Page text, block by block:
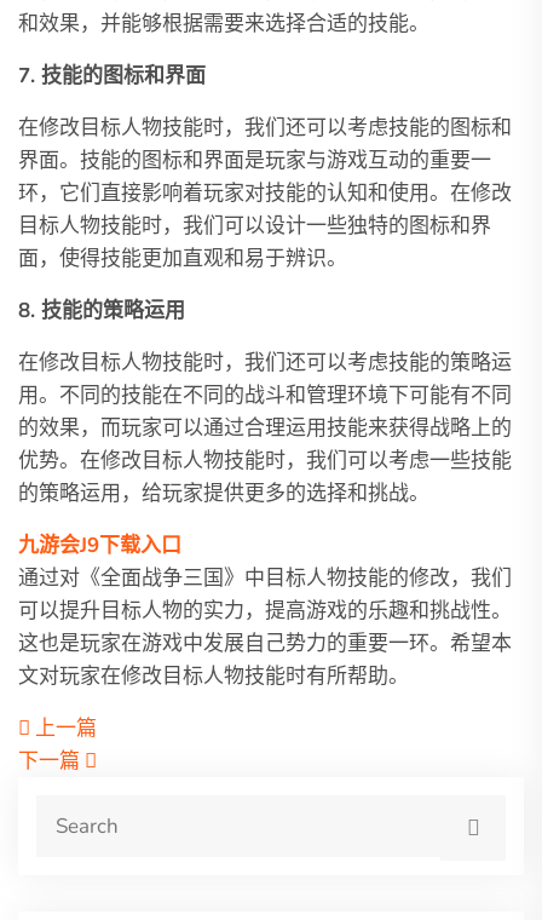
和效果，并能够根据需要来选择合适的技能。
7. 技能的图标和界面
在修改目标人物技能时，我们还可以考虑技能的图标和
界面。技能的图标和界面是玩家与游戏互动的重要一
环，它们直接影响着玩家对技能的认知和使用。在修改
目标人物技能时，我们可以设计一些独特的图标和界
面，使得技能更加直观和易于辨识。
8. 技能的策略运用
在修改目标人物技能时，我们还可以考虑技能的策略运
用。不同的技能在不同的战斗和管理环境下可能有不同
的效果，而玩家可以通过合理运用技能来获得战略上的
优势。在修改目标人物技能时，我们可以考虑一些技能
的策略运用，给玩家提供更多的选择和挑战。
九游会J9下载入口
通过对《全面战争三国》中目标人物技能的修改，我们
可以提升目标人物的实力，提高游戏的乐趣和挑战性。
这也是玩家在游戏中发展自己势力的重要一环。希望本
文对玩家在修改目标人物技能时有所帮助。
上一篇
下一篇